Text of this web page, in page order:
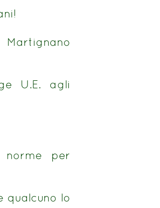
Martignano
U.E. agli
norme per
qualcuno lo